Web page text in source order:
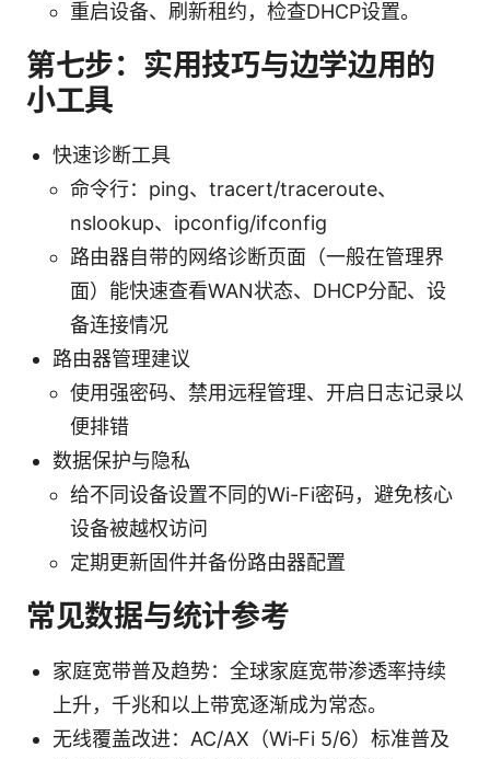
重启设备、刷新租约，检查DHCP设置。
第七步：实用技巧与边学边用的
小工具
快速诊断工具
命令行：ping、tracert/traceroute、
nslookup、ipconfig/ifconfig
路由器自带的网络诊断页面（一般在管理界
面）能快速查看WAN状态、DHCP分配、设
备连接情况
路由器管理建议
使用强密码、禁用远程管理、开启日志记录以
便排错
数据保护与隐私
给不同设备设置不同的Wi-Fi密码，避免核心
设备被越权访问
定期更新固件并备份路由器配置
常见数据与统计参考
家庭宽带普及趋势：全球家庭宽带渗透率持续
上升，千兆和以上带宽逐渐成为常态。
无线覆盖改进：AC/AX（Wi‑Fi 5/6）标准普及